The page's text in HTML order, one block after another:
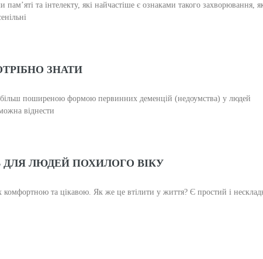
та інтелекту, які найчастіше є ознаками такого захворювання,
ЗНАТИ
поширеною формою первинних деменцій (недоумства) у людей
віднести
ДЛЯ ЛЮДЕЙ ПОХИЛОГО ВІКУ
комфортною та цікавою. Як же це втілити у життя? Є простий і